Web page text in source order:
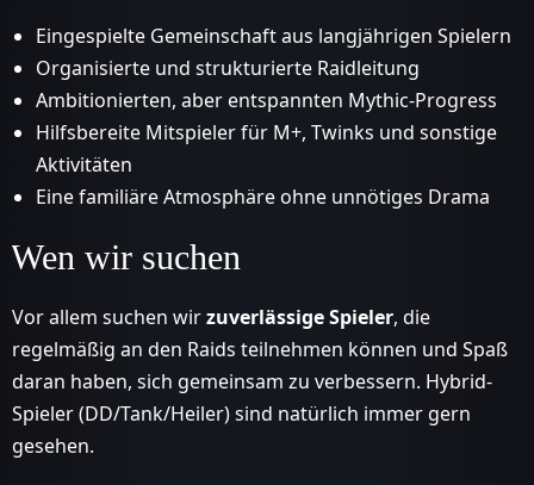
Eingespielte Gemeinschaft aus langjährigen Spielern
Organisierte und strukturierte Raidleitung
Ambitionierten, aber entspannten Mythic-Progress
Hilfsbereite Mitspieler für M+, Twinks und sonstige
Aktivitäten
Eine familiäre Atmosphäre ohne unnötiges Drama
Wen wir suchen
Vor allem suchen wirzuverlässige Spieler, die
regelmäßig an den Raids teilnehmen können und Spaß
daran haben, sich gemeinsam zu verbessern. Hybrid-
Spieler (DD/Tank/Heiler) sind natürlich immer gern
gesehen.